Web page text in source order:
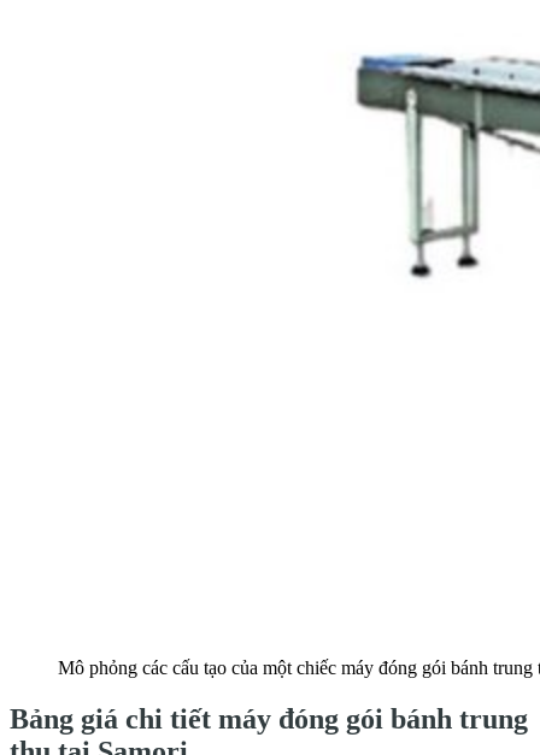
Mô phỏng các cấu tạo của một chiếc máy đóng gói bánh trung
Bảng giá chi tiết máy đóng gói bánh trung